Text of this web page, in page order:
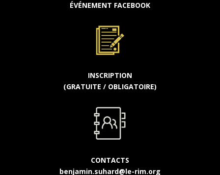
ÉVÉNEMENT FACEBOOK
INSCRIPTION
(GRATUITE / OBLIGATOIRE)
CONTACTS
benjamin.suhard@le-rim.org